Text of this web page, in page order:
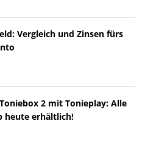
Vergleich und Zinsen fürs
2 mit Tonieplay: Alle
heute erhältlich!